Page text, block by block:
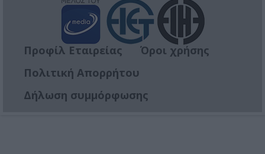
Προφίλ Εταιρείας
Όροι χρήσης
Πολιτική Απορρήτου
Δήλωση συμμόρφωσης